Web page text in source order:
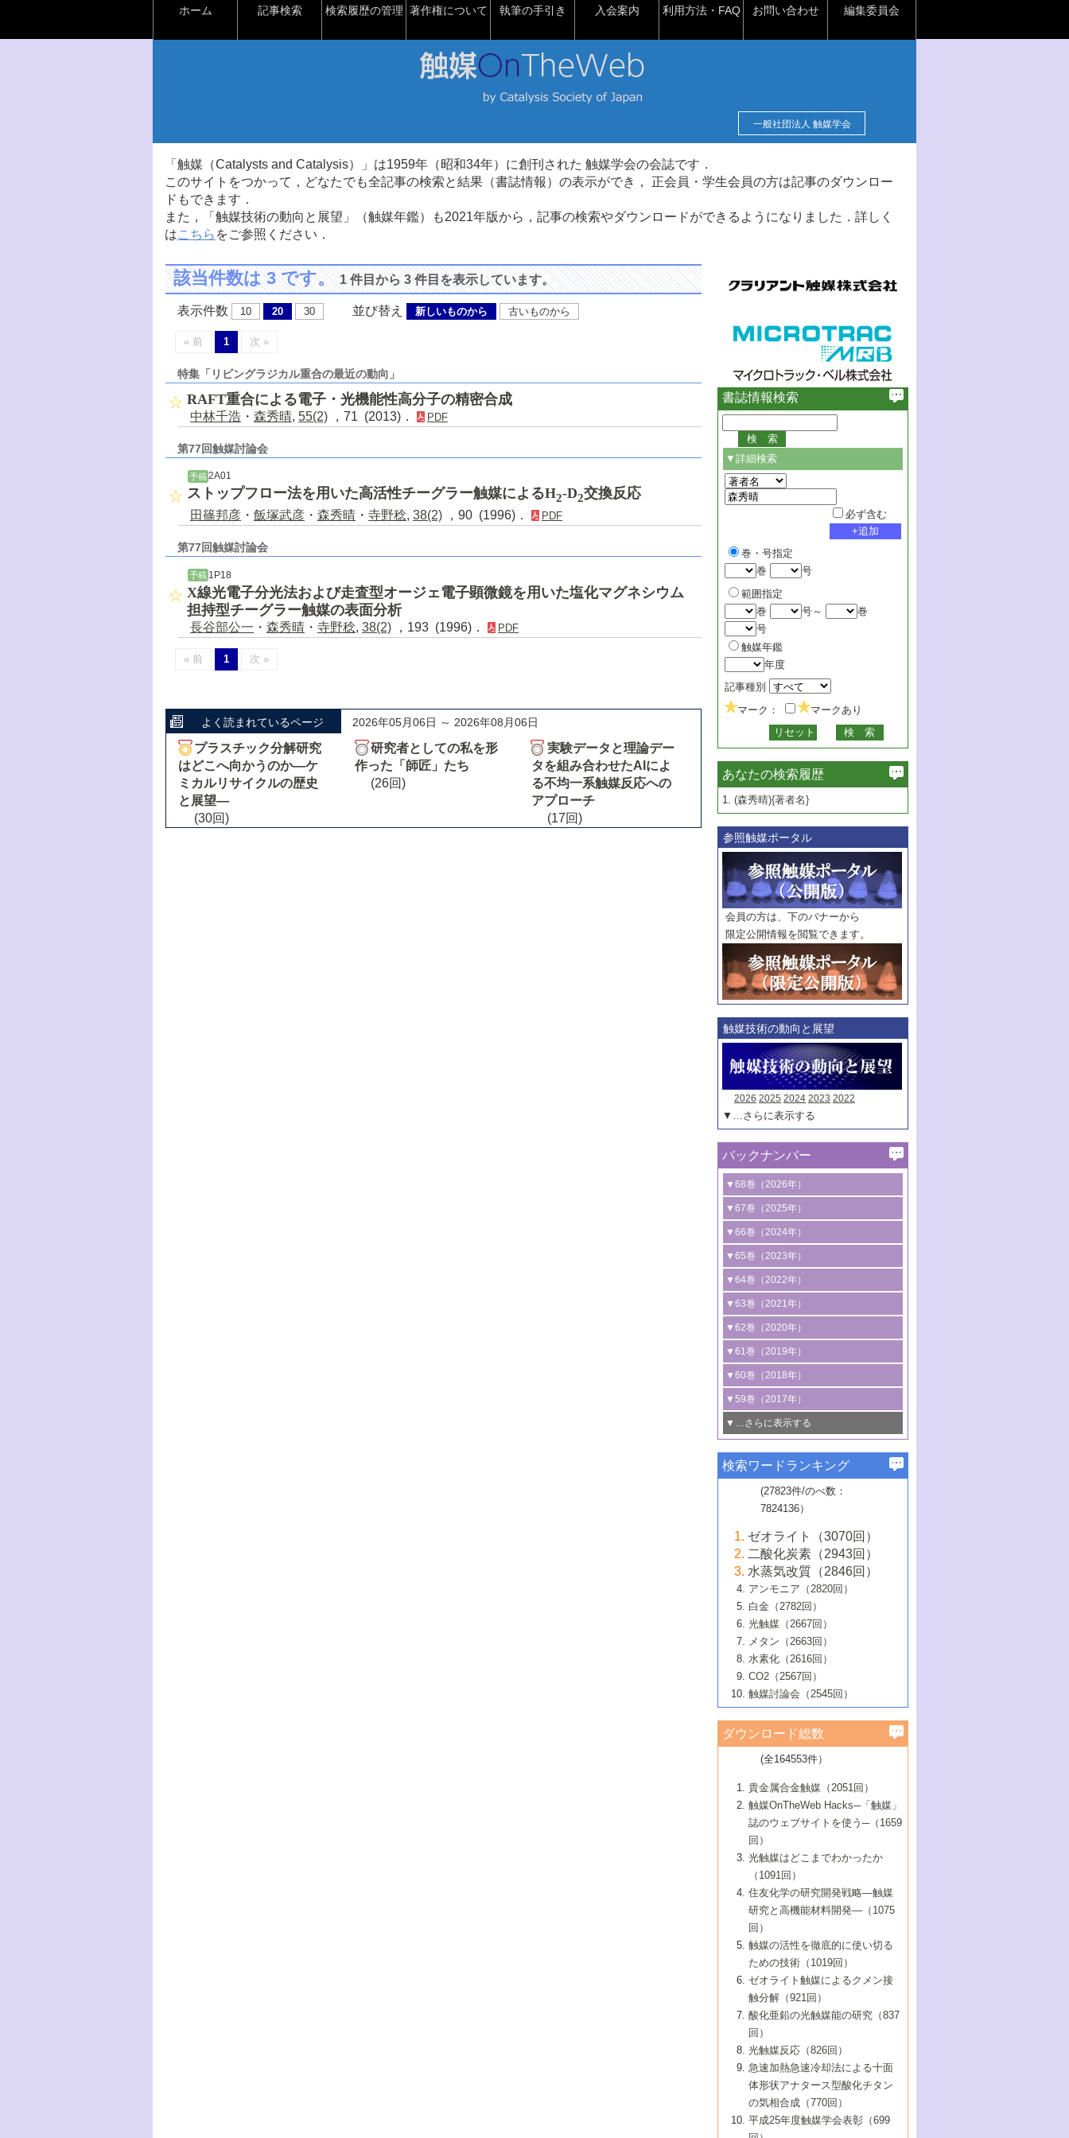
ホーム 記事検索 検索履歴の管理 著作権について 執筆の手引き 入会案内 利用方法・FAQ お問い合わせ 編集委員会
一般社団法人 触媒学会
「触媒（Catalysts and Catalysis）」は1959年（昭和34年）に創刊された 触媒学会の会誌です．
このサイトをつかって，どなたでも全記事の検索と結果（書誌情報）の表示ができ， 正会員・学生会員の方は記事のダウンロー
ドもできます．
また，「触媒技術の動向と展望」（触媒年鑑）も2021年版から，記事の検索やダウンロードができるようになりました．詳しく
はこちら をご参照ください．
該当件数は 3 です。1 件目から 3 件目を表示しています。
表示件数 10 20 30 並び替え 新しいものから 古いものから
« 前 1 次 »
特集「リビングラジカル重合の最近の動向」
RAFT重合による電子・光機能性高分子の精密合成
中林千浩 ・ 森秀晴, 55(2) ，71 (2013)． PDF
第77回触媒討論会
予稿 2A01
ストップフロー法を用いた高活性チーグラー触媒によるH2-D2交換反応
田篠邦彦 ・ 飯塚武彦 ・ 森秀晴 ・ 寺野稔, 38(2) ，90 (1996)． PDF
第77回触媒討論会
予稿 1P18
X線光電子分光法および走査型オージェ電子顕微鏡を用いた塩化マグネシウム
担持型チーグラー触媒の表面分析
長谷部公一 ・ 森秀晴 ・ 寺野稔, 38(2) ，193 (1996)． PDF
« 前 1 次 »
よく読まれているページ 2026年05月06日 ～ 2026年08月06日
プラスチック分解研究
はどこへ向かうのか―ケ
ミカルリサイクルの歴史
と展望―
(30回)
研究者としての私を形
作った「師匠」たち
(26回)
実験データと理論デー
タを組み合わせたAIによ
る不均一系触媒反応への
アプローチ
(17回)
書誌情報検索
▼詳細検索
必ず含む
巻・号指定
巻
号
範囲指定
巻
号～
巻
号
触媒年鑑
年度
記事種別
マーク：
マークあり
あなたの検索履歴
1. (森秀晴){著者名}
参照触媒ポータル
会員の方は、下のバナーから
限定公開情報を閲覧できます。
触媒技術の動向と展望
2026 2025 2024 2023 2022
▼…さらに表示する
バックナンバー
▼68巻（2026年）
1号 過酸化水素合成に関する研究動向
2号 コンピューター技術により加速する
触媒開発
3号 有機分子変換やCO 資源化のための
光触媒に関する最近の研究
B号 第137回触媒討論会（2026年）
▼67巻（2025年）
1号 CO
水素化によるグリーン燃料/グリ
ーンケミカル製造
2号 水素製造のための水分解技術に関す
る最近の研究
3号 オレフィン系樹脂の精密合成に関す
る最新技術
4号 アルコール類の効率的変換を実現す
る非貴金属触媒の研究動向
5号 ゼオライトの合成と応用における研
究動向
6号 ヘテロ接合界面
B号 第135回触媒討論会（2025年）
▼66巻（2024年）
1号 低次元ナノ構造を有する触媒材料
2号 規制反応場を活用した固体触媒研究
の新展開
3号 未踏分子変換を目指した酸化触媒プ
ロセスの最前線
4号 シンクロトロン放射光および中性子
線を利用した触媒解析技術の最先端
5号 単原子触媒
6号 参照触媒委員会からのお知らせ
B号 第133回触媒討論会（2023年）
▼65巻（2023年）
1号 炭素が関わる触媒機能
2号 プラスチックケミカルリサイクルの
ための触媒技術
3号 非酸化物系金属化合物を基盤とした
触媒材料の開発
4号 格子酸素・格子酸素欠陥を利用した
触媒反応
5号 生体触媒によるエネルギー変換反応
6号 窒素とリンの循環のための触媒・機
能性材料
▼64巻（2022年）
1号 合成ガス製造とCOを用いるケミカル
ズ合成の最新動向
2号 化学品合成のための合金触媒開発
3号 CO の排出削減および有効活用のた
めの触媒技術
4号 若手による情報発信企画～とびたて
若き触媒の研究者たち～（1）
若き触媒の研究者たち～（2）
6号 石油のノーブル・ユースを志向した
触媒技術
大学：オンライン・対面開催）
▼63巻（2021年）
1号 金触媒の新展開
2号 ペロブスカイト
3号 特殊反応場を利用した触媒的分子変
換反応
4号 多孔質材料を用いた触媒の新展開
5号 情報学的手法を用いた触媒開発
6号 カーボンニュートラルに向けた電解
技術
B号 第127回触媒討論会（2021年・オン
ライン開催(Zoom)のみ）
▼62巻（2020年）
1号 触媒設計を拓く欠陥構造のキャラク
タリゼーション
2号 機能化学品製造に資するクリーンな
触媒的酸化反応
3号 水処理のための触媒化学
4号 光触媒を用いた水分解の最新の研究
動向
5号 次世代の触媒プロセスを支えるマイ
6号 メタン転換技術の最新動向
B号 第125回触媒討論会（2020年・工学
院大学）
▼61巻（2019年）
1号 物質移動制御に着目した触媒プロセ
ス開発
2号 CO2 フリー水素サプライチェーンに
関わる触媒開発動向
3号 精密高分子合成に関する最近の研究
動向
4号 バイオマス化成品製造のための触媒
5号 固体触媒による含窒素有機化合物変
換の最前線
6号 貴金属使用量低減に向けた自動車排
ガス浄化触媒の開発
B号 第123回触媒討論会（2019年・大阪
▼60巻（2018年）
1号 固体酸触媒の最新の研究動向
2号 二酸化炭素からの有用化学品合成
3号 ナノ粒子・クラスター触媒の最前線
4号 60周年記念企画
5号 進化するゼオライト合成技術
6号 非貴金属系触媒における電気化学的
B号 第121回触媒討論会（2018年・東京
大学）
▼59巻（2017年）
1号 いたるところに，触媒
最先端技術
3号 無機分離膜材料の開発と触媒反応プ
ロセスへの適用
5号 水素のふるまいを解き明かす最先端
研究
6号 低級アルカンの有効利用のための触
媒技術
B号 第119回触媒討論会（2017年・首都
大学東京）
▼…さらに表示する
1号 ユニークな構造の高分子を生み出す触
2号 リグニンからの化成品製造に向けた触
媒技術
3号 触媒研究の最先端～とびたて若き研究
者たち～（1）
4号 触媒研究の最先端～とびたて若き研究
者たち～（2）
5号 触媒研究の最先端～とびたて若き研究
者たち～（3）
6号 イオニクス材料と燃料電池・電解合成
の最新の研究動向
B号 第117回触媒討論会（2016年・大阪府
立大学）
▼57巻（2015年）
1号 水素キャリアにかかわる触媒技術の新
2号 石油精製用触媒の最近の進展
3号 固体酸化物形燃料電池（SOFC）におけ
るアノード触媒上での燃料直接改質技術
4号 コアシェル構造の制御による触媒機能
5号 工業触媒およびその周辺技術の最近の
進歩
6号 ナノシート
B号 第115回触媒討論会（2015年・成蹊大
▼56巻（2014年）
2号 光触媒反応機構に関する最新の研究動
向
開発動向
4号 人工光合成に向けた近年のアプローチ
5号 未利用熱エネルギーの有効活用に貢献
する触媒技術
6号 ポリオキソメタレート
B号 第113回触媒討論会（2014年・ロワジ
ールホテル豊橋）
1号 高耐久性燃料電池システム用触媒にお
ける新展開
2号 リビングラジカル重合の最近の動向
3号 天然ガスの化学工業的展開に関する触
媒技術
4号 貴金属触媒の精密構造制御とその活用
5号 バイオマス化成品製造のための固体触
6号 ナノ空間─吸着状態解析から新機能開拓
B号 第111回触媒討論会（2013年・関西大
▼54巻（2012年）
1号 規則性多孔体の利用技術における最近
の進歩
2号 第109回触媒討論会
3号 貴金属低減技術の最新動向
4号 貴金属代替技術の最新動向
5号 光触媒による物質変換反応の新展開
6号 グラフェン
7号 水素を利用する化成品合成の新潮流
▼53巻（2011年）
1号 金属学から見る合金触媒の新展開
2号 第107回触媒討論会
3号 触媒のその場観察法の進歩（１）
4号 触媒のその場観察法の進歩（２）
5号 不活性結合の触媒的活性化による有機
合成
6号 新しい固体酸触媒技術
7号 ゼオライト合成における最近の進歩
▼52巻（2010年）
1号 触媒の劣化対策と長寿命触媒開発
2号 第105回触媒討論会
3号 ナノ構造が拓く新機能
4号 活性サイトおよびその環境の精密な設
計による触媒の高機能化
5号 触媒を有効に使うための技術
7号 有機分子触媒による精密有機合成
8号 高機能化ポリオレフィンに向けた重合
触媒の最近の進展
1号 炭素材料－熱い注目を集める材料－
2号 第103回触媒討論会
3号 環境浄化用光触媒の現状と課題
4号 水素社会の実現に向けた水素製造・貯
蔵技術の進歩
5号 CO2が関わる触媒・材料
7号 持続可能社会実現のための触媒および
触媒関連技術
▼50巻（2008年）
1号 触媒化学と学会のこの10年，半世紀，
そして未来
2号 第101回触媒討論会
4号 錯体を利用したユニークな表面構造の
構築と機能
5号 若手会員による触媒研究の未来展望1：
企業編
6号 第102回触媒討論会
7号 触媒・化学反応における計算化学の進
8号 若手研究者による触媒研究の未来展望
2：大学・研究所編
▼49巻（2007年）
1号 含フッ素化合物の合成と触媒
2号 第99回触媒討論会
3号 実用的ファインケミカル合成プロセス
を実現する触媒
5号 こんな物質，あんな物質―新たな触媒
の可能性―
7号 『結晶の化学』を活かした触媒研究
8号 イオン液体の応用
▼48巻（2006年）
1号 固体酸触媒の最近の進歩
2号 第97回触媒討論会
3号 リビング重合触媒の最近の展開
5号 水素製造・貯蔵のための触媒技術の新
しい展開
6号 第98回触媒討論会
7号 基礎化学品製造の触媒技術
8号 多機能型リアクター
1号 最近の触媒担体とその効果
2号 第95回触媒討論会
4号 水分解用光触媒材料
5号 時間分解分光の進歩と応用
6号 第96回触媒討論会
8号 超臨界流体を用いた化学プロセスの新
▼46巻（2004年）
1号 部分酸化反応触媒の最前線
2号 第93回触媒討論会
3号 特殊エネルギー場の触媒反応
4号 生体内における金属の触媒作用
5号 ファインケミカルズの展開に寄与する
6号 第94回触媒討論会
7号 サブナノレベルでみた新しい表面現象
8号 オレフィン重合触媒の新たな展
▼45巻（2003年）
1号 なぜこの触媒が良いのか？
2号 第91回触媒討論会
3号 最近の自動車排ガス処理技術
4号 触媒研究の現状と将来─第90回触媒討論
5号 基礎化学品製造の触媒技術
6号 第92回触媒討論会
7号 基礎化学品製造の触媒技術
8号 資源の循環と触媒技術
▼44巻（2002年）
1号 高次制御された触媒の化学
2号 第89回触媒討論会
3号 触媒を利用した電気化学の新展開
4号 ナノ材料の調製と機能化
5号 こんな触媒が欲しい
6号 第90回触媒討論会
7号 触媒研究と学術雑誌/情報
8号 若い世代からみた触媒化学の現状と未
▼43巻（2001年）
1号 グリーンケミストリーと触媒
2号 第87回触媒討論会特集号
3号 生体触媒とバイオプロセス
4号 水素製造・利用の触媒化学
5号 触媒研究における新しい切り口：コン
ビナトリアルケミストリー
6号 第88回触媒討論会特集号
7号 企業における触媒研究のブレークスル
8号 この材料を触媒として使ってみません
▼42巻（2000年）
1号 触媒反応工学の明日を拓く
2号 第85回触媒討論会
3号 反応ダイナミクス
5号 触媒のおもしろさをどのように伝える
6号 第86回触媒討論会
7号 水素化精製触媒の新しい展開
8号 新しい反応性と機能性を目指した金属
クラスタ-化学
▼41巻（1999年）
1号 孔、穴、あな?-特異な空間とその利用-
2号 第83回触媒討論会
3号 均一系触媒反応最前線
4号 実用炭素材料の新展開
5号 研究の方法論を考える
7号 機能性金属材料と触媒
8号 触媒研究へのNMRの応用と展望
▼40巻（1998年）
進展と21世紀への提言/創立40周年記念・触
媒学会この10年の歩みとこれから/創立40周
2号 第81回触媒討論会
3号 計算機触媒化学へのさそい
4号 触媒劣化の制御と予測
5号 最新の実用プロセスと触媒
6号 第82回触媒討論会
7号 ナノ構造体の化学
8号 あの反応は今
1号 均一系と不均一系触媒反応-その特徴と
接点
2号 第79回触媒討論会
3号 最新NO除去触媒の実用化研究
4号 新しい反応場を目指した触媒調製
5号 反応・分離技術の新しい展開
6号 第80回触媒討論会
8号 AFMでみる世界
▼38巻（1996年）
1号 触媒の構造と触媒作用/C1化学を中心と
する21世紀への触媒
3号 オリンピックメダル:金・銀・銅はどん
な触媒作用を示すか
4号 触媒作用における機能の複合化
5号 未来を拓け！若手研究者
6号 第78回触媒討論会
7号 ダイナミックな領域への触媒研究の展
開/C1化学を中心とする21世紀への触媒
▼37巻（1995年）
1号 ファインケミカルズと固体触媒
2号 第75回触媒討論会
3号 希土類を利用した触媒
4号 触媒とリサイクル
5号 エネルギー変換触媒
6号 第76回触媒討論会
7号 表面吸着相の新しい展開
8号 マイクロポーラス・クリスタル触媒の
▼36巻（1994年）
1号 電気化学と触媒
2号 第73回触媒討論会
3号 C4化学の展開
4号 《通常号》
5号 《通常号》
6号 第74回触媒討論会
▼35巻（1993年）
1号 工業触媒開発マニュアル―探索から工
業化まで
2号 第71回触媒討論会
3号 研究開発のうらおもて―着想と展開
4号 触媒劣化と寿命の予測
5号 環境に優しい触媒
▼34巻（1992年）
1号 インパクトを与えたこの研究
2号 第69回触媒討論会
3号 ケミカルズ合成触媒―新しい展開と応
▼33巻（1991年）
1号 触媒プロセス開発マニュアル―探索か
ら工業化まで，知っておきたいこと PartII
2号 第67回触媒討論会
▼32巻（1990年）
1号 21世紀に向けて触媒研究の飛躍をめざ
す―触媒化学の裾野を広げよう
2号 第65回触媒討論会
▼31巻（1989年）
1号 情報科学と反応設計・材料設計
▼30巻（1988年）
検索ワードランキング
(27823件/のべ数：
7824136）
ゼオライト（3070回）
二酸化炭素（2943回）
水蒸気改質（2846回）
アンモニア（2820回）
白金（2782回）
光触媒（2667回）
メタン（2663回）
水素化（2616回）
CO2（2567回）
触媒討論会（2545回）
ダウンロード総数
(全164553件）
貴金属合金触媒（2051回）
触媒OnTheWeb Hacks─「触媒」
誌のウェブサイトを使う─（1659
回）
光触媒はどこまでわかったか
（1091回）
住友化学の研究開発戦略―触媒
研究と高機能材料開発―（1075
回）
触媒の活性を徹底的に使い切る
ための技術（1019回）
ゼオライト触媒によるクメン接
触分解（921回）
酸化亜鉛の光触媒能の研究（837
回）
光触媒反応（826回）
急速加熱急速冷却法による十面
体形状アナタース型酸化チタン
の気相合成（770回）
平成25年度触媒学会表彰（699